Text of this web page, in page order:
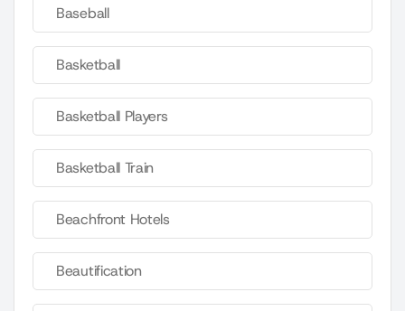
Baseball
Basketball
Basketball Players
Basketball Train
Beachfront Hotels
Beautification